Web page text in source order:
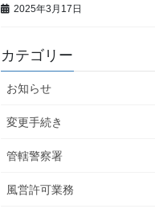
2025年3月17日
カテゴリー
お知らせ
変更手続き
管轄警察署
風営許可業務